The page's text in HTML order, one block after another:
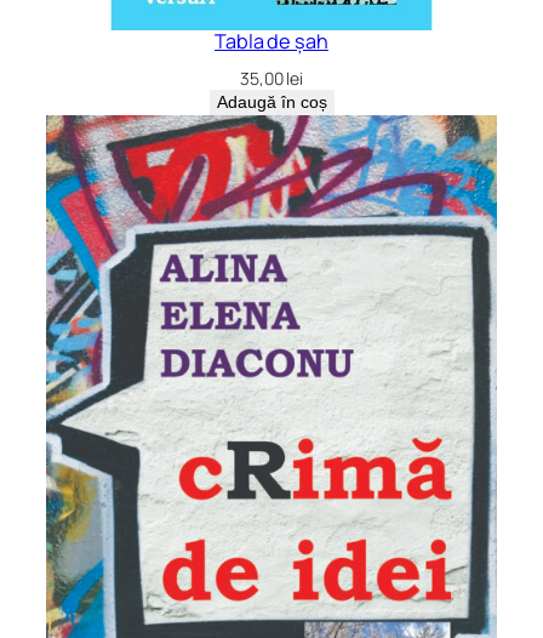
Tabla de șah
35,00lei
Adaugă în coș